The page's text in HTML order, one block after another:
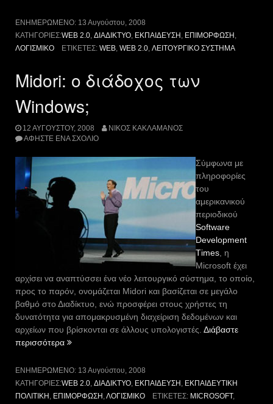
είναι
ο
υπολογιστής
ΕΝΗΜΕΡΩΜΈΝΟ: 13 Αυγούστου, 2008
ΚΑΤΗΓΟΡΊΕΣ:WEB 2.0, ΔΙΑΔΊΚΤΥΟ, ΕΚΠΑΊΔΕΥΣΗ , ΕΠΙΜΌΡΦΩΣΗ ,
ΛΟΓΙΣΜΙΚΌ
ΕΤΙΚΈΤΕΣ: WEB, WEB 2.0, ΛΕΙΤΟΥΡΓΙΚΌ ΣΎΣΤΗΜΑ
Midori: ο διάδοχος των
Windows;
12 ΑΥΓΟΎΣΤΟΥ, 2008
ΝΊΚΟΣ ΚΑΚΛΑΜΆΝΟΣ
ΑΦΉΣΤΕ ΈΝΑ ΣΧΌΛΙΟ
Σύμφωνα με
πληροφορίες
του
αμερικανικού
περιοδικού
Software
Development
Τimes, η
Microsoft έχει
αρχίσει να αναπτύσσει ένα νέο λειτουργικό σύστημα, το οποίο,
προς το παρόν, ονομάζεται Midori και βασίζεται σε μεγάλο
βαθμό στο Διαδίκτυο, ενώ προσφέρει στους χρήστες τη
δυνατότητα για απομακρυσμένη διαχείριση δεδομένων και
αρχείων που βρίσκονται σε άλλους υπολογιστές. Διάβαστε
περισσότερα “Midori:
διάδοχος
των
Windows;”
ΕΝΗΜΕΡΩΜΈΝΟ: 13 Αυγούστου, 2008
ΚΑΤΗΓΟΡΊΕΣ:WEB 2.0, ΔΙΑΔΊΚΤΥΟ, ΕΚΠΑΊΔΕΥΣΗ , ΕΚΠΑΙΔΕΥΤΙΚΉ
ΠΟΛΙΤΙΚΉ , ΕΠΙΜΌΡΦΩΣΗ ,ΛΟΓΙΣΜΙΚΌ ΕΤΙΚΈΤΕΣ: MICROSOFT,